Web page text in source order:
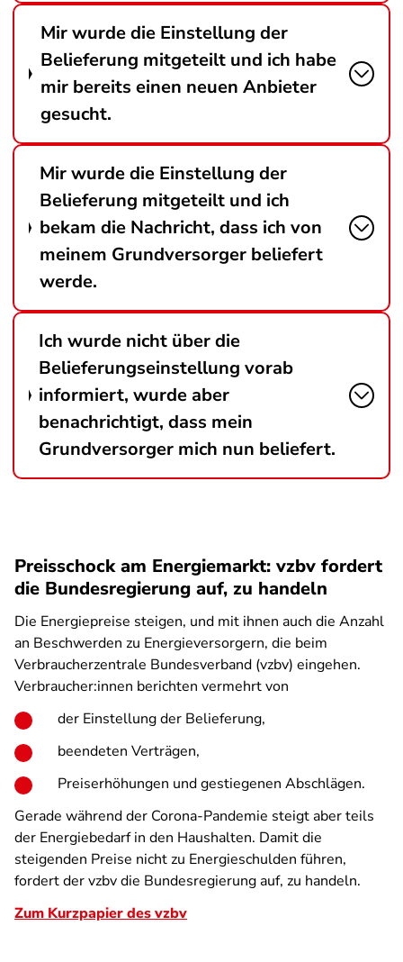
Mir wurde die Einstellung der
Belieferung mitgeteilt und ich habe
mir bereits einen neuen Anbieter
gesucht.
Mir wurde die Einstellung der
Belieferung mitgeteilt und ich
bekam die Nachricht, dass ich von
meinem Grundversorger beliefert
werde.
Ich wurde nicht über die
Belieferungseinstellung vorab
informiert, wurde aber
benachrichtigt, dass mein
Grundversorger mich nun beliefert.
Preisschock am Energiemarkt: vzbv fordert
die Bundesregierung auf, zu handeln
Die Energiepreise steigen, und mit ihnen auch die Anzahl
an Beschwerden zu Energieversorgern, die beim
Verbraucherzentrale Bundesverband (vzbv) eingehen.
Verbraucher:innen berichten vermehrt von
der Einstellung der Belieferung,
beendeten Verträgen,
Preiserhöhungen und gestiegenen Abschlägen.
Gerade während der Corona-Pandemie steigt aber teils
der Energiebedarf in den Haushalten. Damit die
steigenden Preise nicht zu Energieschulden führen,
fordert der vzbv die Bundesregierung auf, zu handeln.
Zum Kurzpapier des vzbv